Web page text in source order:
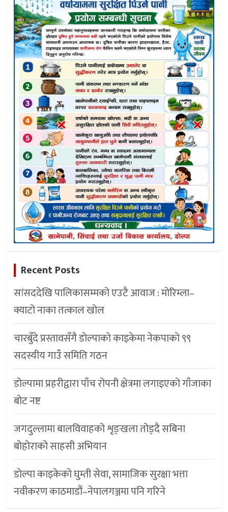
Recent Posts
सांसददेखि पालिकासम्मको एउटै आवाज : मोरिम्ला–
क्याटो नाका तत्काल खोल
चारबुँदे प्रस्तावसँगै डाेल्पाकाे काइकेमा नेकपाकाे ९९
सदस्यीय गाउँ समिति गठन
डोल्पामा प्रहरीद्वारा पाँच रोपनी क्षेत्रमा लगाइएको गाँजाका
बोट नष्ट
जगदुल्लामा बालविवाहको शृङ्खला तोड्दै सबिना
बोहोराको साहसी अभियान
डाेल्पा काइकेकाे घुम्ती सेवा, सामाजिक सुरक्षा भत्ता
नवीकरण काठमाडौं–नेपालगञ्जमा पनि गरिने